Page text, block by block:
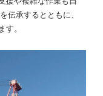
伝承するとともに、
。